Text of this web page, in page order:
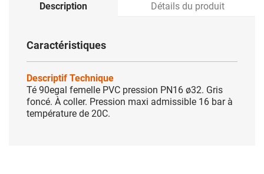
Description Détails du produit
Caractéristiques
Descriptif Technique
Té 90egal femelle PVC pression PN16 ø32. Gris
foncé. À coller. Pression maxi admissible 16 bar à
température de 20C.